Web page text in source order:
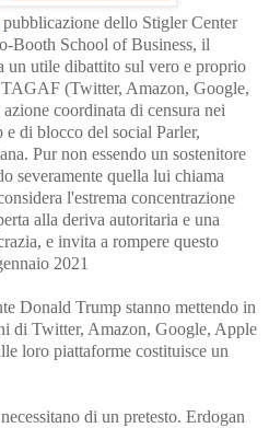
pubblicazione dello Stigler Center
Booth School of Business, il
un utile dibattito sul vero e proprio
(Twitter, Amazon, Google,
coordinata di censura nei
di blocco del social Parler,
Pur non essendo un sostenitore
severamente quella lui chiama
l'estrema concentrazione
alla deriva autoritaria e una
e invita a rompere questo
2021
Donald Trump stanno mettendo in
di Twitter, Amazon, Google, Apple
loro piattaforme costituisce un
di un pretesto. Erdogan